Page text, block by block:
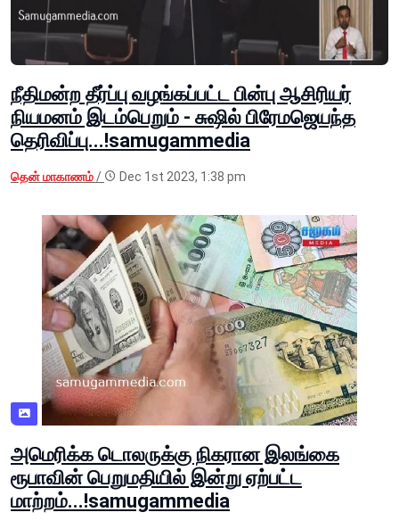
நீதிமன்ற தீர்ப்பு வழங்கப்பட்ட பின்பு ஆசிரியர்
நியமனம் இடம்பெறும் - சுஷில் பிரேமஜெயந்த
தெரிவிப்பு...!samugammedia
தென் மாகாணம்/ Dec 1st 2023, 1:38 pm
அமெரிக்க டொலருக்கு நிகரான இலங்கை
ரூபாவின் பெறுமதியில் இன்று ஏற்பட்ட
மாற்றம்...!samugammedia